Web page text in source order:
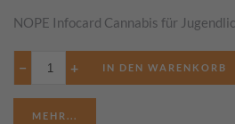
NOPE Infocard Cannabis für
− +
MEHR...